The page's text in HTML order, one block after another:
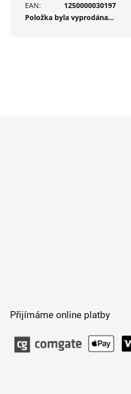
EAN:
1250000030197
Položka byla vyprodána…
Přijímáme online platby